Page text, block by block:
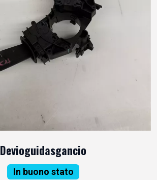
Devioguidasgancio
In buono stato